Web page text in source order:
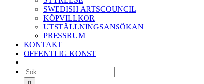
SWEDISH ARTSCOUNCIL
KÖPVILLKOR
UTSTÄLLNINGSANSÖKAN
PRESSRUM
KONTAKT
OFFENTLIG KONST
Sök
efter: